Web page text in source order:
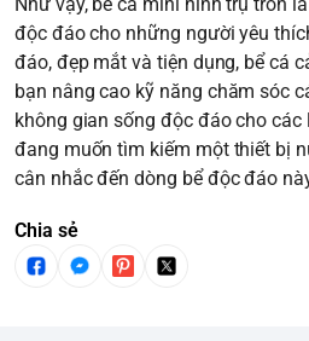
độc đáo cho những người yêu
đáo, đẹp mắt và tiện dụng, bể cá
bạn nâng cao kỹ năng chăm sóc
không gian sống độc đáo cho các
đang muốn tìm kiếm một thiết bị
cân nhắc đến dòng bể độc đáo
Chia sẻ